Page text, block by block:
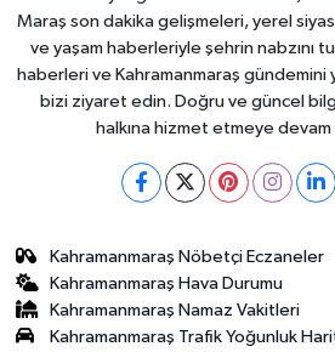
Maraş son dakika gelişmeleri, yerel
ve yaşam haberleriyle şehrin nabzını
haberleri ve Kahramanmaraş gündemini
bizi ziyaret edin. Doğru ve güncel
halkına hizmet etmeye
Kahramanmaraş Nöbetçi Eczaneler
Kahramanmaraş Hava Durumu
Kahramanmaraş Namaz Vakitleri
Kahramanmaraş Trafik Yoğunluk